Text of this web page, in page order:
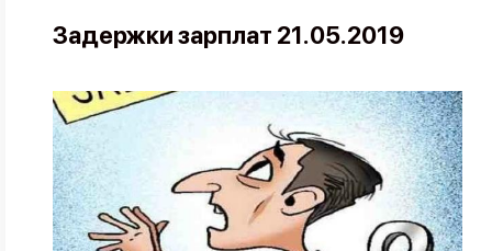
Карта событий
Трудовые конфликты
Отчеты
Задержки зарплат 21.05.2019